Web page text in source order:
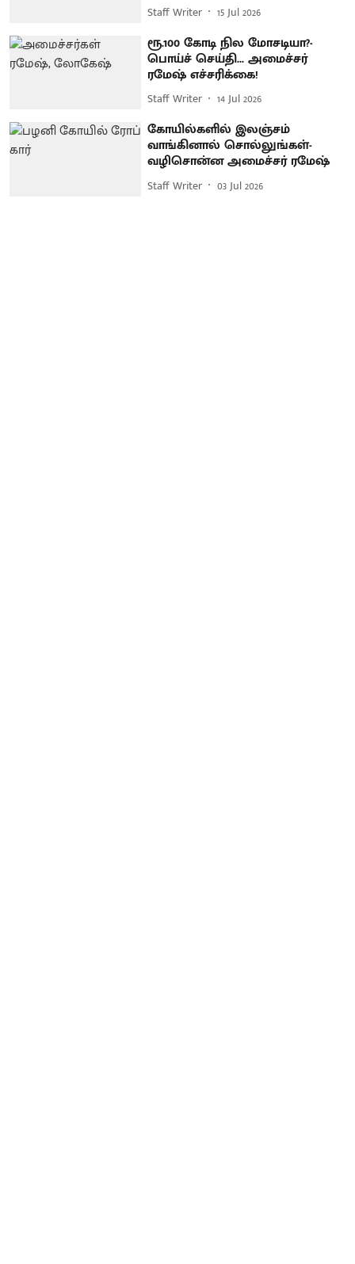
Staff Writer 15 Jul 2026
ரூ.100 கோடி நில மோசடியா?-
பொய்ச் செய்தி... அமைச்சர்
ரமேஷ் எச்சரிக்கை!
Staff Writer 14 Jul 2026
கோயில்களில் இலஞ்சம்
வாங்கினால் சொல்லுங்கள்-
வழிசொன்ன அமைச்சர் ரமேஷ்
Staff Writer 03 Jul 2026